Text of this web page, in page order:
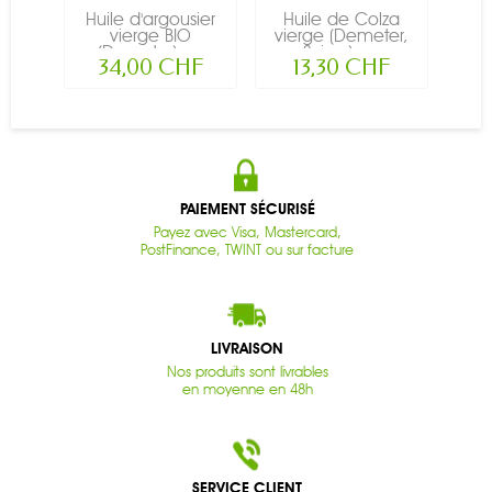
Huile d'argousier
vierge BIO
(Demeter) -...
34,00 CHF
Huile de Colza
vierge (Demeter,
Suisse) -...
13,30 CHF
PAIEMENT SÉCURISÉ
Payez avec Visa, Mastercard,
PostFinance, TWINT ou sur facture
LIVRAISON
Nos produits sont livrables
en moyenne en 48h
SERVICE CLIENT